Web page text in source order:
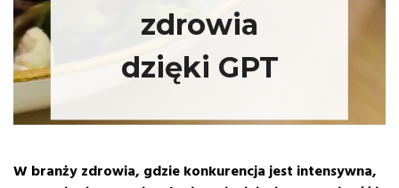
zdrowia
dzięki GPT
W branży zdrowia, gdzie konkurencja jest intensywna,